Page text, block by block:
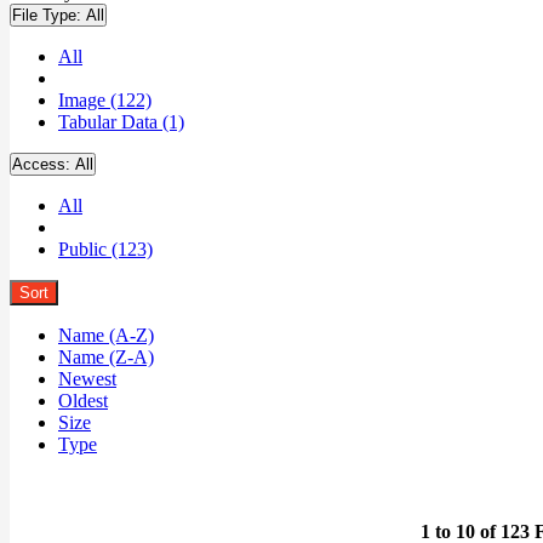
File Type: All
All
Image (122)
Tabular Data (1)
Access: All
All
Public (123)
Sort
Name (A-Z)
Name (Z-A)
Newest
Oldest
Size
Type
1 to 10 of 123